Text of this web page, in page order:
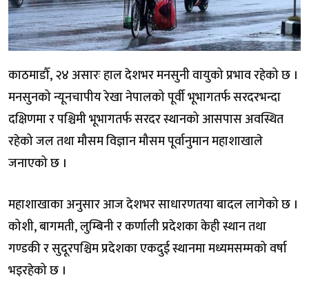
काठमाडौँ, २४ असारः हाल देशभर मनसुनी वायुको प्रभाव रहेको छ ।
मनसुनको न्यूनचापीय रेखा नेपालको पूर्वी भूभागतर्फ सरदरभन्दा
दक्षिणमा र पश्चिमी भूभागतर्फ सरदर स्थानको आसपास अवस्थित
रहेको जल तथा मौसम विज्ञान मौसम पूर्वानुमान महाशाखाले
जनाएको छ ।
महाशाखाका अनुसार आज देशभर साधारणतया बादल लागेको छ ।
कोशी, बागमती, लुम्बिनी र कर्णाली प्रदेशका केही स्थान तथा
गण्डकी र सुदूरपश्चिम प्रदेशका एकदुई स्थानमा मध्यमसम्मको वर्षा
भइरहेको छ ।